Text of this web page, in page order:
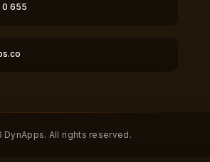
0 655
DynApps. All rights reserved.